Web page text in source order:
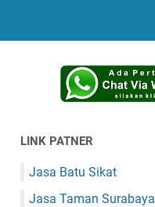
LINK PATNER
Jasa Batu Sikat
Jasa Taman Surabaya